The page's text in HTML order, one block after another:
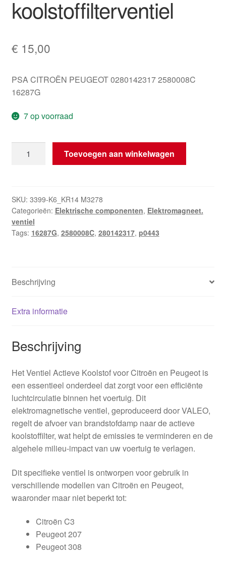
koolstoffilterventiel
€ 15,00
PSA CITROËN PEUGEOT 0280142317 2580008C
16287G
7 op voorraad
Peugeot
koolstoffilterventiel
hoeveelheid
Toevoegen aan winkelwagen
SKU: 3399-K6_KR14 M3278
Categorieën: Elektrische componenten, Elektromagneet.
ventiel
Tags: 16287G, 2580008C, 280142317, p0443
Beschrijving
Extra informatie
Beschrijving
Het Ventiel Actieve Koolstof voor Citroën en Peugeot is
een essentieel onderdeel dat zorgt voor een efficiënte
luchtcirculatie binnen het voertuig. Dit
elektromagnetische ventiel, geproduceerd door VALEO,
regelt de afvoer van brandstofdamp naar de actieve
koolstoffilter, wat helpt de emissies te verminderen en de
algehele milieu-impact van uw voertuig te verlagen.
Dit specifieke ventiel is ontworpen voor gebruik in
verschillende modellen van Citroën en Peugeot,
waaronder maar niet beperkt tot:
Citroën C3
Peugeot 207
Peugeot 308